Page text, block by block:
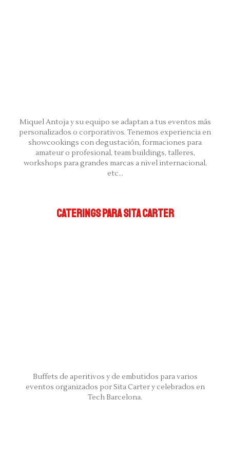
Miquel Antoja y su equipo se adaptan a tus eventos más
personalizados o corporativos. Tenemos experiencia en
showcookings con degustación, formaciones para
amateur o profesional, team buildings, talleres,
workshops para grandes marcas a nivel internacional,
etc...
CATERINGS PARA SITA CARTER
Buffets de aperitivos y de embutidos para varios
eventos organizados por Sita Carter y celebrados en
Tech Barcelona.